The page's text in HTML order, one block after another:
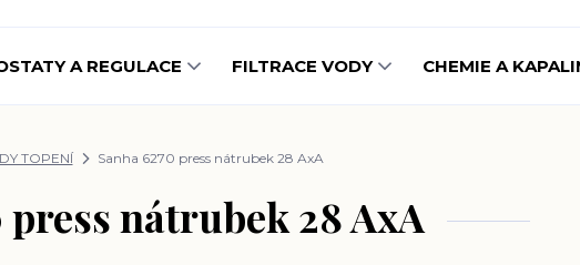
A REGULACE FILTRACE VODY CHEMIE A
TOPENÍ Sanha 6270 press nátrubek 28 AxA
press nátrubek 28 AxA